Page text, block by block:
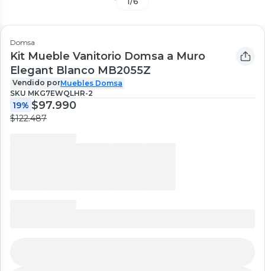
Domsa
Kit Mueble Vanitorio Domsa a Muro
Elegant Blanco MB2055Z
Vendido porMuebles Domsa
SKU MKG7EWQLHR-2
19% $97.990
$122.487